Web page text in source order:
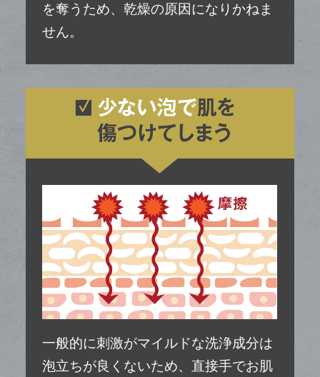
を奪う ため、乾燥の原因になりかねま
せん。
一般的に刺激がマイルドな洗浄成分は
泡立ちが良くないため、直接手でお肌